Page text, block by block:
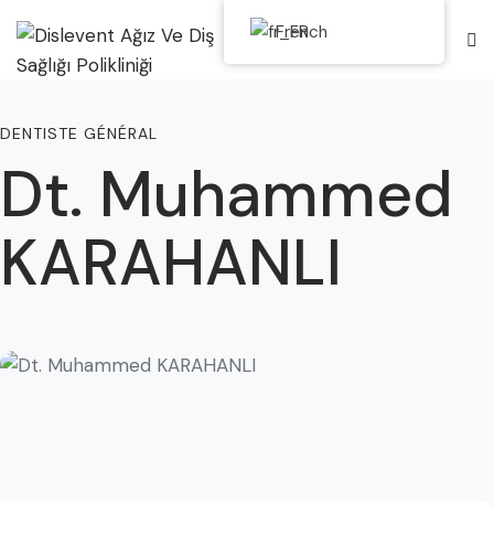
DENTISTE GÉNÉRAL
Dt. Muhammed
KARAHANLI
French